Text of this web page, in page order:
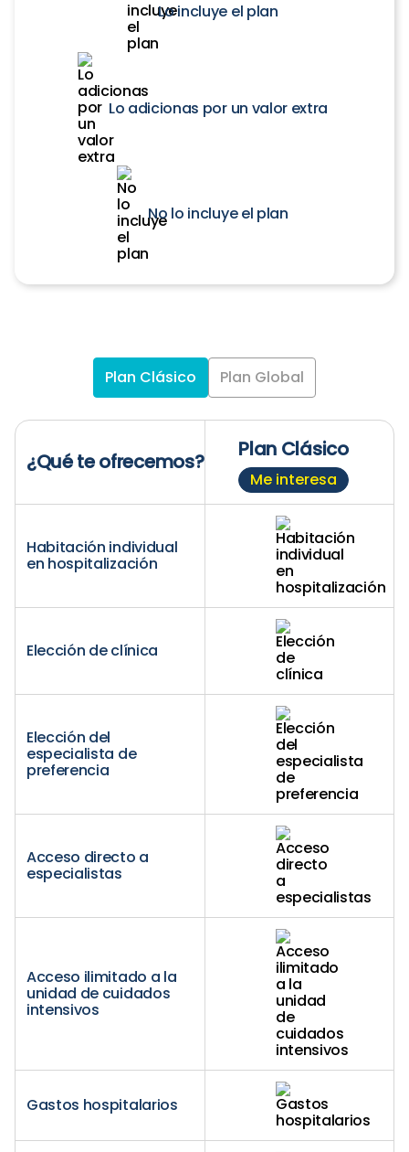
Lo incluye el plan
Lo adicionas por un valor extra
No lo incluye el plan
Plan Clásico Plan Global
¿Qué te ofrecemos? Plan Clásico
Me interesa
Habitación individual
en hospitalización
Elección de clínica
Elección del
especialista de
preferencia
Acceso directo a
especialistas
Acceso ilimitado a la
unidad de cuidados
intensivos
Gastos hospitalarios